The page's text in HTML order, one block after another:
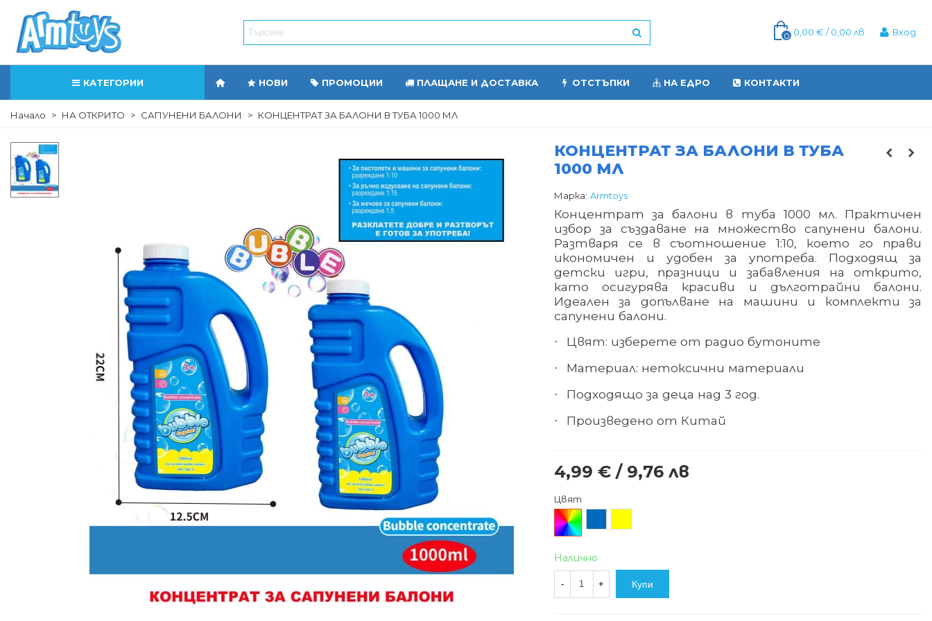
0 0,00 € / 0,00 лв Вход
КАТЕГОРИИ НОВИ ПРОМОЦИИ ПЛАЩАНЕ И ДОСТАВКА ОТСТЪПКИ НА ЕДРО КОНТАКТИ
Начало > НА ОТКРИТО > САПУНЕНИ БАЛОНИ > КОНЦЕНТРАТ ЗА БАЛОНИ В ТУБА 1000 МЛ
КОНЦЕНТРАТ ЗА БАЛОНИ В ТУБА
1000 МЛ
Марка: Armtoys
Концентрат за балони в туба 1000 мл. Практичен
избор за създаване на множество сапунени балони.
Разтваря се в съотношение 1:10, което го прави
икономичен и удобен за употреба. Подходящ за
детски игри, празници и забавления на открито,
като осигурява красиви и дълготрайни балони.
Идеален за допълване на машини и комплекти за
сапунени балони.
· Цвят: изберете от радио бутоните
· Материал: нетоксични материали
· Подходящо за деца над 3 год.
· Произведено от Китай
4,99 € / 9,76 лв
Цвят
Произволен/
микс
Налично
- + Купи